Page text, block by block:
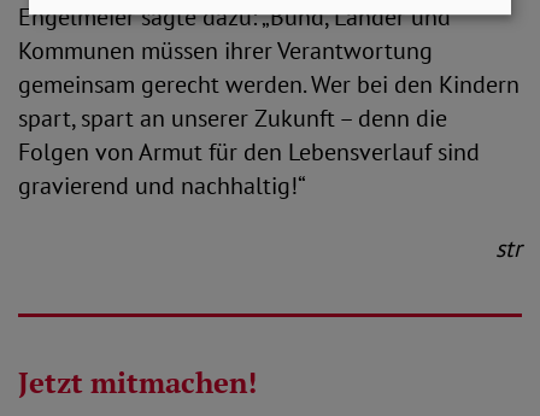
Engelmeier sagte dazu: „Bund, Länder und
Kommunen müssen ihrer Verantwortung
gemeinsam gerecht werden. Wer bei den Kindern
spart, spart an unserer Zukunft – denn die
Folgen von Armut für den Lebensverlauf sind
gravierend und nachhaltig!“
str
Jetzt mitmachen!